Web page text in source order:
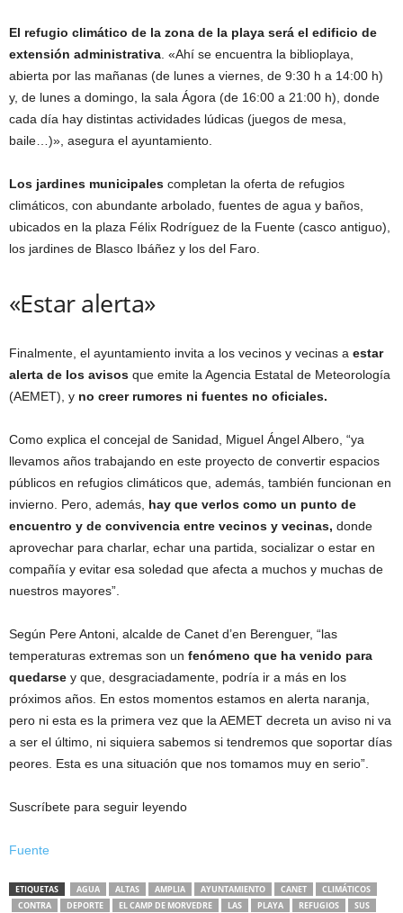
El refugio climático de la zona de la playa será el edificio de
extensión administrativa . «Ahí se encuentra la biblioplaya,
abierta por las mañanas (de lunes a viernes, de 9:30 h a 14:00 h)
y, de lunes a domingo, la sala Ágora (de 16:00 a 21:00 h), donde
cada día hay distintas actividades lúdicas (juegos de mesa,
baile…)», asegura el ayuntamiento.
Los jardines municipales completan la oferta de refugios
climáticos, con abundante arbolado, fuentes de agua y baños,
ubicados en la plaza Félix Rodríguez de la Fuente (casco antiguo),
los jardines de Blasco Ibáñez y los del Faro.
«Estar alerta»
Finalmente, el ayuntamiento invita a los vecinos y vecinas a estar
alerta de los avisos que emite la Agencia Estatal de Meteorología
(AEMET), y no creer rumores ni fuentes no oficiales.
Como explica el concejal de Sanidad, Miguel Ángel Albero, “ya
llevamos años trabajando en este proyecto de convertir espacios
públicos en refugios climáticos que, además, también funcionan en
invierno. Pero, además, hay que verlos como un punto de
encuentro y de convivencia entre vecinos y vecinas, donde
aprovechar para charlar, echar una partida, socializar o estar en
compañía y evitar esa soledad que afecta a muchos y muchas de
nuestros mayores”.
Según Pere Antoni, alcalde de Canet d’en Berenguer, “las
temperaturas extremas son un fenómeno que ha venido para
quedarse y que, desgraciadamente, podría ir a más en los
próximos años. En estos momentos estamos en alerta naranja,
pero ni esta es la primera vez que la AEMET decreta un aviso ni va
a ser el último, ni siquiera sabemos si tendremos que soportar días
peores. Esta es una situación que nos tomamos muy en serio”.
Suscríbete para seguir leyendo
Fuente
ETIQUETAS AGUA ALTAS AMPLIA AYUNTAMIENTO CANET
CLIMÁTICOS
CONTRA
DEPORTE EL CAMP DE MORVEDRE LAS PLAYA REFUGIOS SUS